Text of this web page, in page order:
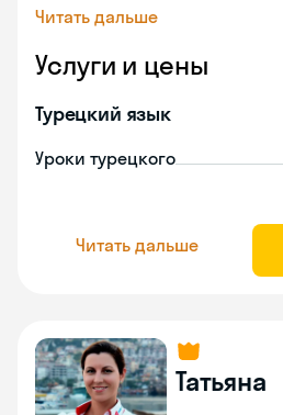
Читать дальше
Услуги и цены
Турецкий язык
Уроки турецкого
Читать дальше
Татьяна